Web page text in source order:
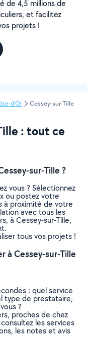
de 4,5 millions de
et facilitez
projets !
d'Or Cessey-sur-Tille
: tout ce
sur-Tille ?
vous ? Sélectionnez
ou postez votre
à proximité de votre
avec tous les
à Cessey-sur-Tille,
tous vos projets !
à Cessey-sur-Tille
: quel service
type de prestataire,
?
proches de chez
les services
les notes et avis